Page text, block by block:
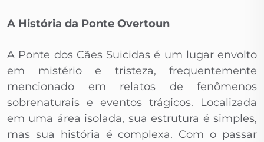
A História da Ponte Overtoun
A Ponte dos Cães Suicidas é um lugar envolto
em mistério e tristeza, frequentemente
mencionado em relatos de fenômenos
sobrenaturais e eventos trágicos. Localizada
em uma área isolada, sua estrutura é simples,
mas sua história é complexa. Com o passar